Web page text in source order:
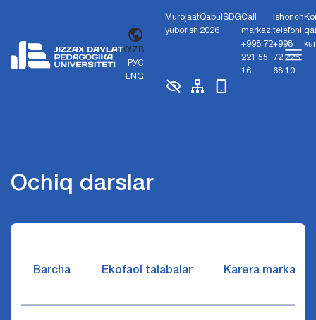
O'ZB
РУС
ENG
Murojaat
yuborish
Qabul
2026
SDGCall
markaz:
+998 72
221 55
16
Ishonch
telefoni:
+998
72 226
68 10
Ochiq darslar
Barcha Ekofaol talabalar Karera markazi